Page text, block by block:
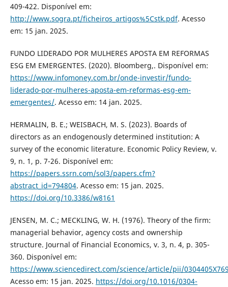
409-422. Disponível em:
http://www.sogra.pt/ficheiros_artigos%5Cstk.pdf. Acesso
em: 15 jan. 2025.
FUNDO LIDERADO POR MULHERES APOSTA EM REFORMAS
ESG EM EMERGENTES. (2020). Bloomberg,. Disponível em:
https://www.infomoney.com.br/onde-investir/fundo-
liderado-por-mulheres-aposta-em-reformas-esg-em-
emergentes/. Acesso em: 14 jan. 2025.
HERMALIN, B. E.; WEISBACH, M. S. (2023). Boards of
directors as an endogenously determined institution: A
survey of the economic literature. Economic Policy Review, v.
9, n. 1, p. 7-26. Disponível em:
https://papers.ssrn.com/sol3/papers.cfm?
abstract_id=794804. Acesso em: 15 jan. 2025.
https://doi.org/10.3386/w8161
JENSEN, M. C.; MECKLING, W. H. (1976). Theory of the firm:
managerial behavior, agency costs and ownership
structure. Journal of Financial Economics, v. 3, n. 4, p. 305-
360. Disponível em:
https://www.sciencedirect.com/science/article/pii/
Acesso em: 15 jan. 2025. https://doi.org/10.1016/0304-